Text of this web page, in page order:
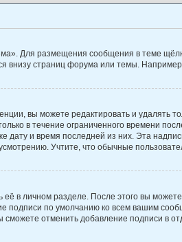
Для размещения сообщения в теме
внизу страниц форума или темы.
вы можете редактировать и удалять
в течение ограниченного времени
дату и время последней из них. Эта
Учтите, что обычные
в личном разделе. После этого вы
подписи по умолчанию ко всем вашим
отменить добавление подписи в